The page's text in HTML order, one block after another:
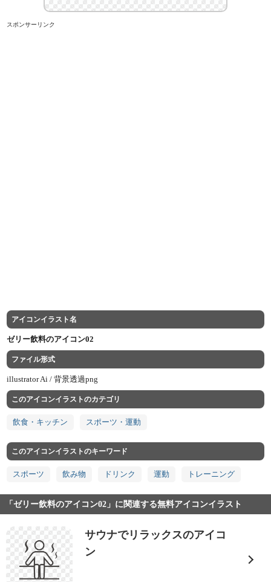
スポンサーリンク
アイコンイラスト名
ゼリー飲料のアイコン02
ファイル形式
illustrator Ai /背景透過png
このアイコンイラストのカテゴリ
飲食・キッチン スポーツ・運動
このアイコンイラストのキーワード
スポーツ 飲み物 ドリンク 運動 トレーニング
「ゼリー飲料のアイコン02」に関連する無料アイコンイラスト
サウナでリラックスのアイコ
ン